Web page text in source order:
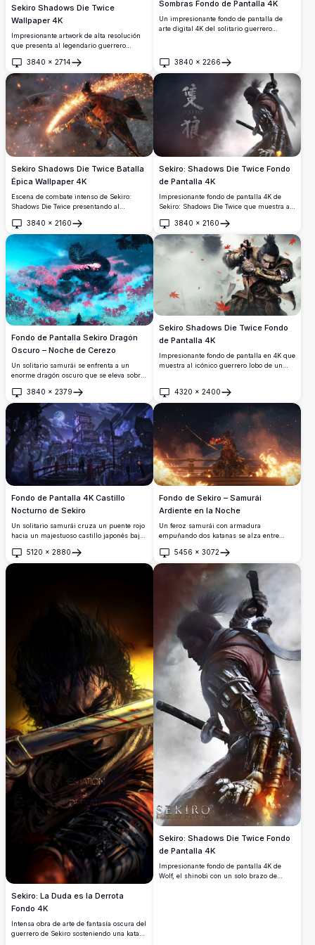
Sekiro Shadows Die Twice
Wallpaper 4K
Impresionante artwork de alta resolución
que presenta al legendario guerrero
dramático wallpaper 4K muestra al
protagonista con atuendo tradicional de
samurái, empuñando su icónica katana
con efectos místicos de energía roja sobre
un fondo atmosférico y melancólico.
3840 × 2714
Abrir
Sombras Fondo de Pantalla 4K
Un impresionante fondo de pantalla de
arte digital 4K del solitario guerrero
una katana mientras pétalos dorados giran
a su alrededor con detalle cinematográfico
3840 × 2266
Abrir
Sekiro Shadows Die Twice Batalla
Épica Wallpaper 4K
Escena de combate intenso de Sekiro:
Shadows Die Twice presentando al
contra una bestia masiva. Las chispas
vuelan cuando la katana se encuentra con
las garras en este impresionante
wallpaper gaming de alta resolución que
captura el combate brutal característico
del juego.
3840 × 2160
Abrir
Sekiro: Shadows Die Twice Fondo
de Pantalla 4K
Impresionante fondo de pantalla 4K de
Sekiro: Shadows Die Twice que muestra al
una dramática pose de batalla, blandiendo
una katana ante un fondo oscuro y
atmosférico con kanji japonés.
3840 × 2160
Abrir
Fondo de Pantalla Sekiro Dragón
Oscuro – Noche de Cerezo
Un solitario samurái se enfrenta a un
enorme dragón oscuro que se eleva sobre
iluminado por la luna. Esta impresionante
obra de arte digital en 4K fusiona la
mitología japonesa con paisajes de
fantasía impresionantes.
3840 × 2379
Abrir
Sekiro Shadows Die Twice Fondo
de Pantalla 4K
Impresionante fondo de pantalla en 4K que
muestra al icónico guerrero lobo de un
de arce rojas sobre un fondo de un castillo
feudal japonés envuelto en niebla.
4320 × 2400
Abrir
Fondo de Pantalla 4K Castillo
Nocturno de Sekiro
Un solitario samurái cruza un puente rojo
hacia un majestuoso castillo japonés bajo
faroles resplandecientes y montañas
neblinosas crean una impresionante
5120 × 2880
Abrir
Fondo de Sekiro – Samurái
Ardiente en la Noche
Un feroz samurái con armadura
empuñando dos katanas se alza entre
Este impresionante fondo de pantalla 4K
de Sekiro captura un momento
cinematográfico e intenso lleno de fuego,
humo y una atmósfera épica.
5456 × 3072
Abrir
Sekiro: La Duda es la Derrota
Fondo 4K
Intensa obra de arte de fantasía oscura del
guerrero de Sekiro sosteniendo una katana
Sekiro: Shadows Die Twice Fondo
de Pantalla 4K
Impresionante fondo de pantalla 4K de
Wolf, el shinobi con un solo brazo de